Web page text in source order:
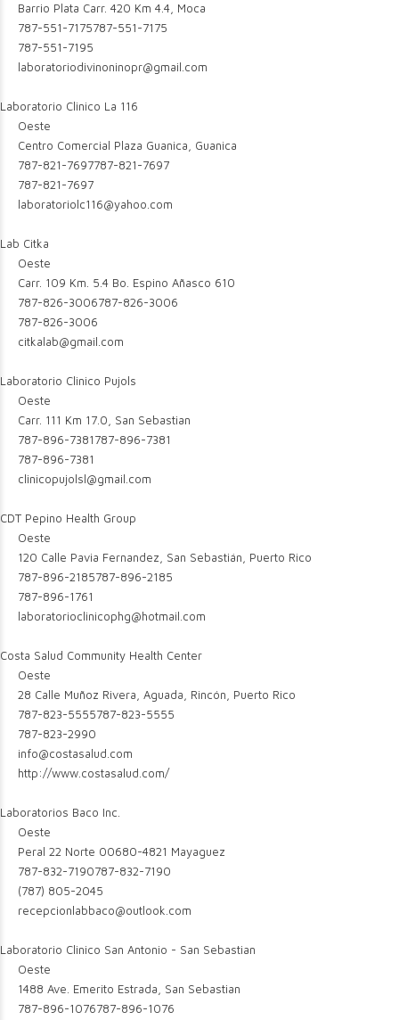
Barrio Plata Carr. 420 Km 4.4, Moca
787-551-7175787-551-7175
787-551-7195
laboratoriodivinoninopr@gmail.com
Laboratorio Clinico La 116
Oeste
Centro Comercial Plaza Guanica, Guanica
787-821-7697787-821-7697
787-821-7697
laboratoriolc116@yahoo.com
Lab Citka
Oeste
Carr. 109 Km. 5.4 Bo. Espino Añasco 610
787-826-3006787-826-3006
787-826-3006
citkalab@gmail.com
Laboratorio Clinico Pujols
Oeste
Carr. 111 Km 17.0, San Sebastian
787-896-7381787-896-7381
787-896-7381
clinicopujolsl@gmail.com
CDT Pepino Health Group
Oeste
120 Calle Pavia Fernandez, San Sebastián, Puerto Rico
787-896-2185787-896-2185
787-896-1761
laboratorioclinicophg@hotmail.com
Costa Salud Community Health Center
Oeste
28 Calle Muñoz Rivera, Aguada, Rincón, Puerto Rico
787-823-5555787-823-5555
787-823-2990
info@costasalud.com
http://www.costasalud.com/
Laboratorios Baco Inc.
Oeste
Peral 22 Norte 00680-4821 Mayaguez
787-832-7190787-832-7190
(787) 805-2045
recepcionlabbaco@outlook.com
Laboratorio Clinico San Antonio - San Sebastian
Oeste
1488 Ave. Emerito Estrada, San Sebastian
787-896-1076787-896-1076